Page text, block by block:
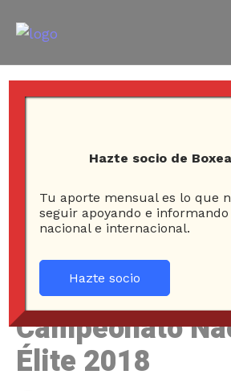
HOME
NOTICIAS
FINALES DEL CAMPEONATO
Finales del
Campeonato
Élite 2018
Hazte socio de
Tu aporte mensual es lo que
seguir apoyando e informando
nacional e internacional.
Hazte socio